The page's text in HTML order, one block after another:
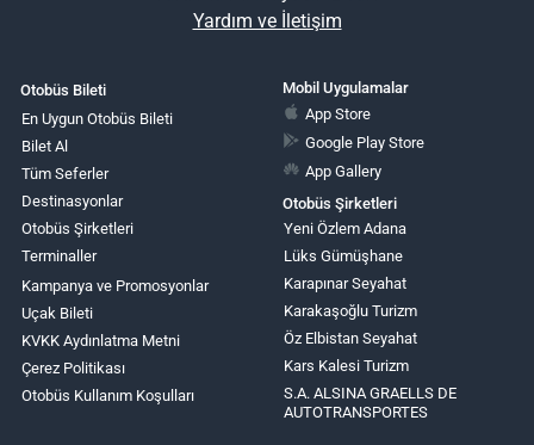
Yardım ve İletişim
Otobüs Bileti
En Uygun Otobüs Bileti
Bilet Al
Tüm Seferler
Destinasyonlar
Otobüs Şirketleri
Terminaller
Kampanya ve Promosyonlar
Uçak Bileti
KVKK Aydınlatma Metni
Çerez Politikası
Otobüs Kullanım Koşulları
Mobil Uygulamalar
App Store
Google Play Store
App Gallery
Otobüs Şirketleri
Yeni Özlem Adana
Lüks Gümüşhane
Karapınar Seyahat
Karakaşoğlu Turizm
Öz Elbistan Seyahat
Kars Kalesi Turizm
S.A. ALSINA GRAELLS DE
AUTOTRANSPORTES